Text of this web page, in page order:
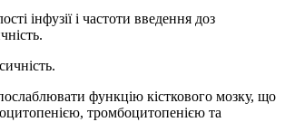
інфузії і частоти введення доз
функцію кісткового мозку, що
тромбоцитопенією та